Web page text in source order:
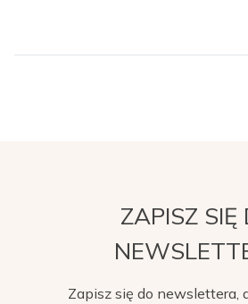
ZAPISZ SIĘ
Zapisz się do newslettera,